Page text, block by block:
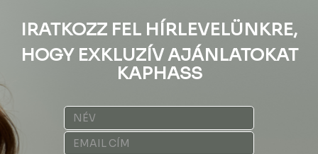
IRATKOZZ FEL HÍRLEVELÜNKRE,
HOGY EXKLUZÍV AJÁNLATOKAT
KAPHASS